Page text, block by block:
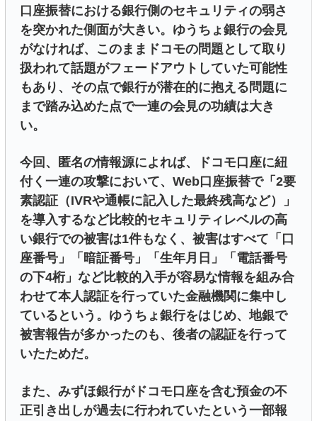
口座振替における銀行側のセキュリティの弱さ
を突かれた側面が大きい。ゆうちょ銀行の会見
がなければ、このままドコモの問題として取り
扱われて話題がフェードアウトしていた可能性
もあり、その点で銀行が潜在的に抱える問題に
まで踏み込めた点で一連の会見の功績は大き
い。
今回、匿名の情報源によれば、ドコモ口座に紐
付く一連の攻撃において、Web口座振替で「2要
素認証（IVRや通帳に記入した最終残高など）」
を導入するなど比較的セキュリティレベルの高
い銀行での被害は1件もなく、被害はすべて「口
座番号」「暗証番号」「生年月日」「電話番号
の下4桁」など比較的入手が容易な情報を組み合
わせて本人認証を行っていた金融機関に集中し
ているという。ゆうちょ銀行をはじめ、地銀で
被害報告が多かったのも、後者の認証を行って
いたためだ。
また、みずほ銀行がドコモ口座を含む預金の不
正引き出しが過去に行われていたという一部報